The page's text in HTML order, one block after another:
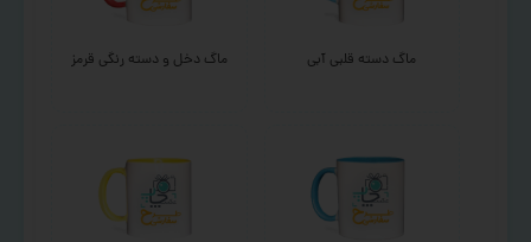
ماگ دسته قلبی آبی ماگ دخل و دسته رنگی قرمز